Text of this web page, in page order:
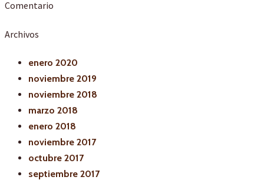
Comentario
Archivos
enero 2020
noviembre 2019
noviembre 2018
marzo 2018
enero 2018
noviembre 2017
octubre 2017
septiembre 2017